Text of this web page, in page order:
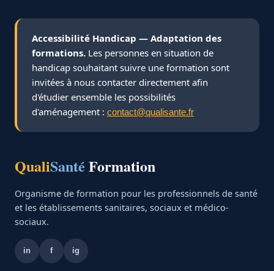
Accessibilité Handicap — Adaptation des
formations. Les personnes en situation de
handicap souhaitant suivre une formation sont
invitées à nous contacter directement afin
d'étudier ensemble les possibilités
d'aménagement : contact@qualisante.fr
QualiSanté Formation
Organisme de formation pour les professionnels de santé
et les établissements sanitaires, sociaux et médico-
sociaux.
in f ig